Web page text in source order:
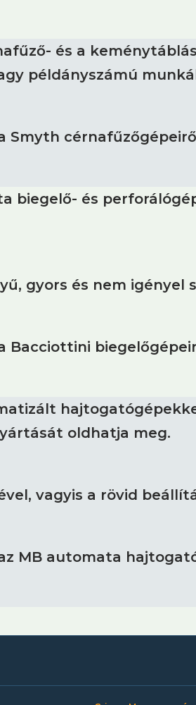
és a
példányszámú
Smyth
biegelő- és
gyors és nem igényel
Bacciottini
oldhatja meg.
vagyis a rövid
MB automata